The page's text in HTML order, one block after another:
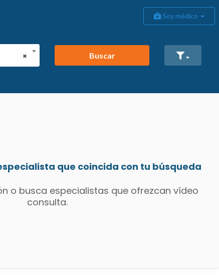
Soy médico
×
Buscar
que coincida con tu búsqueda
o busca especialistas que ofrezcan vídeo
consulta.